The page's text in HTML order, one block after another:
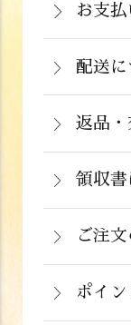
関西・中
州：770円
関東・信
東北：
北海道：
沖縄：
※クール
220円（税
お支
お支払い
数料弊社
郵便振込
イン決済
んたん決
めて支払
配送に
通常在庫
注文から
す。
返品・
商品が食
着後の返
ん。但し
いはご注
お手数で
までご連
領収書
領収書を
の備考欄
支払い方
す。
ご注
ポイ
会員登録